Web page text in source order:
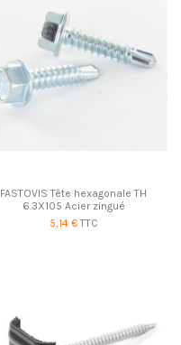
FASTOVIS Tête hexagonale TH
6.3X105 Acier zingué
5,14 €TTC